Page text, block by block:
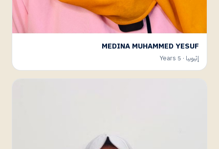
MEDINA MUHAMMED YESUF
إثيوبيا · 5 Years